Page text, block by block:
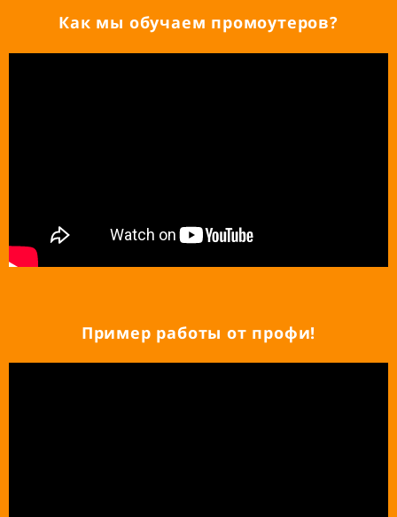
Как мы обучаем промоутеров?
Пример работы от профи!